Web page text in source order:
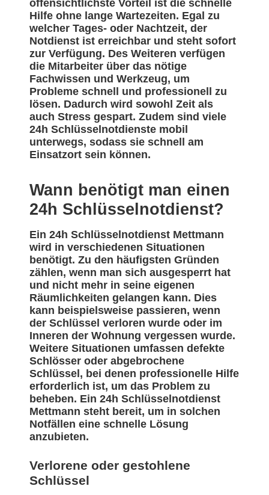
offensichtlichste Vorteil ist die schnelle
Hilfe ohne lange Wartezeiten. Egal zu
welcher Tages- oder Nachtzeit, der
Notdienst ist erreichbar und steht sofort
zur Verfügung. Des Weiteren verfügen
die Mitarbeiter über das nötige
Fachwissen und Werkzeug, um
Probleme schnell und professionell zu
lösen. Dadurch wird sowohl Zeit als
auch Stress gespart. Zudem sind viele
24h Schlüsselnotdienste mobil
unterwegs, sodass sie schnell am
Einsatzort sein können.
Wann benötigt man einen
24h Schlüsselnotdienst?
Ein 24h Schlüsselnotdienst Mettmann
wird in verschiedenen Situationen
benötigt. Zu den häufigsten Gründen
zählen, wenn man sich ausgesperrt hat
und nicht mehr in seine eigenen
Räumlichkeiten gelangen kann. Dies
kann beispielsweise passieren, wenn
der Schlüssel verloren wurde oder im
Inneren der Wohnung vergessen wurde.
Weitere Situationen umfassen defekte
Schlösser oder abgebrochene
Schlüssel, bei denen professionelle Hilfe
erforderlich ist, um das Problem zu
beheben. Ein 24h Schlüsselnotdienst
Mettmann steht bereit, um in solchen
Notfällen eine schnelle Lösung
anzubieten.
Verlorene oder gestohlene
Schlüssel